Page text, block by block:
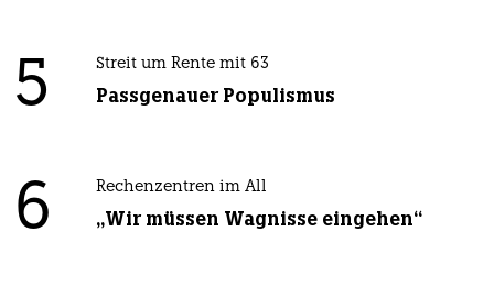
5 Streit um Rente mit 63
Passgenauer Populismus
6 Rechenzentren im All
„Wir müssen Wagnisse eingehen“